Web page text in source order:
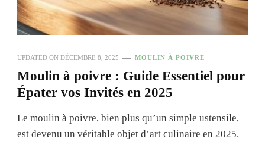
UPDATED ON DÉCEMBRE 8, 2025 MOULIN À POIVRE
Moulin à poivre : Guide Essentiel pour
Épater vos Invités en 2025
Le moulin à poivre, bien plus qu’un simple ustensile,
est devenu un véritable objet d’art culinaire en 2025.